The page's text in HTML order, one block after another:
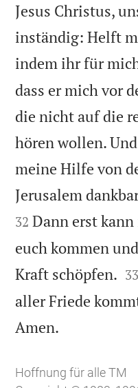
Jesus Christus,
inständig: Helft
indem ihr für
dass er mich vor
die nicht auf die
hören wollen.
meine Hilfe von
Jerusalem
32 Dann erst
euch kommen
Kraft schöpfen. 

33
aller Friede
Amen.
Hoffnung für alle TM